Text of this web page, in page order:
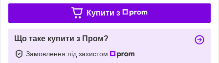
Купити з
Що таке купити з Пром?
Замовлення під захистом